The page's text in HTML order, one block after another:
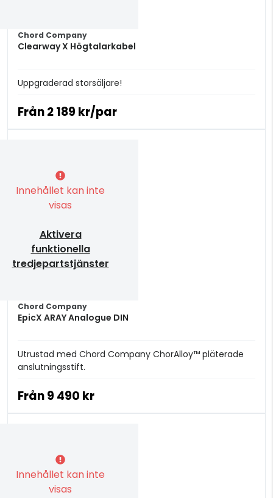
Chord Company
Clearway X Högtalarkabel
Uppgraderad storsäljare!
Från2 189 kr/par
Innehållet kan inte
visas
Aktivera
funktionella
tredjepartstjänster
Chord Company
EpicX ARAY Analogue DIN
Utrustad med Chord Company ChorAlloy™ pläterade
anslutningsstift.
Från9 490 kr
Innehållet kan inte
visas